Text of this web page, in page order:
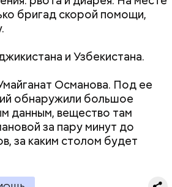
бригад скорой помощи,
и Узбекистана.
Османова. Под ее
обнаружили большое
данным, вещество там
за пару минут до
за каким столом будет
Помимо этого,
вокзал и
Как получить до 100 тысяч